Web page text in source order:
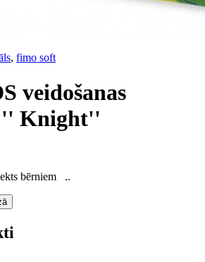
, fimo soft
veidošanas
'' Knight''
bērniem ..